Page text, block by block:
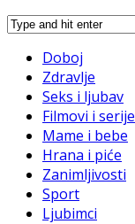
Doboj
Zdravlje
Seks i ljubav
Filmovi i serije
Mame i bebe
Hrana i piće
Zanimljivosti
Sport
Ljubimci